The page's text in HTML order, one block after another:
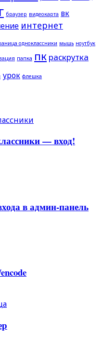
браузер видеокарта вк
интернет
одноклассники мышь ноутбук
папка пк раскрутка
урок флешка
— вход!
в админ-панель